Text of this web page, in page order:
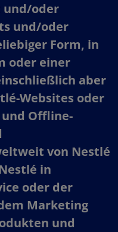
und/oder
und/oder
Form, in
oder einer
aber
Websites oder
Offline-
von Nestlé
in
oder der
Marketing
und